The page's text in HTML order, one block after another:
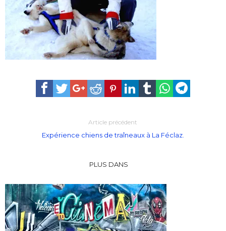
Article précédent
Expérience chiens de traîneaux à La Féclaz.
PLUS DANS